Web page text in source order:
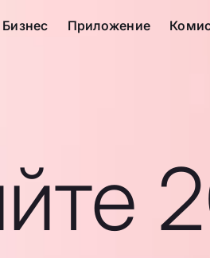
Бизнес Приложение